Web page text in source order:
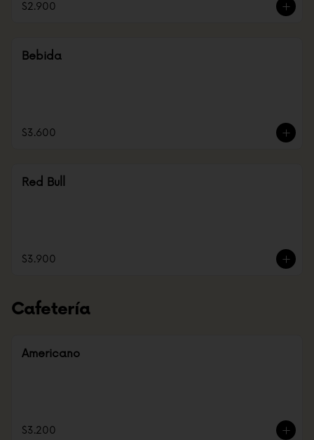
$2.900
Bebida
$3.600
Red Bull
$3.900
Cafetería
Americano
$3.200